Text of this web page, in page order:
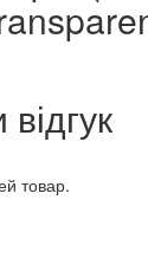
товар.